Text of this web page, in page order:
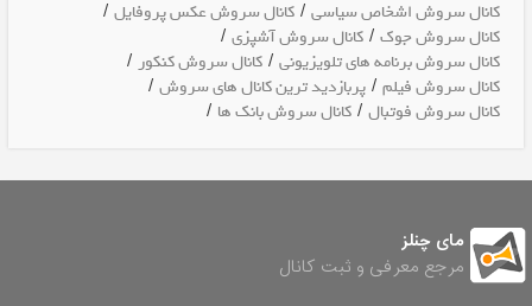
کانال سروش اشخاص سیاسی /کانال سروش عکس پروفایل /
کانال سروش جوک /کانال سروش آشپزی /
کانال سروش برنامه های تلویزیونی /کانال سروش کنکور /
کانال سروش فیلم /پربازدید ترین کانال های سروش /
کانال سروش فوتبال /کانال سروش بانک ها /
مای چنلز
مرجع معرفی و ثبت کانال